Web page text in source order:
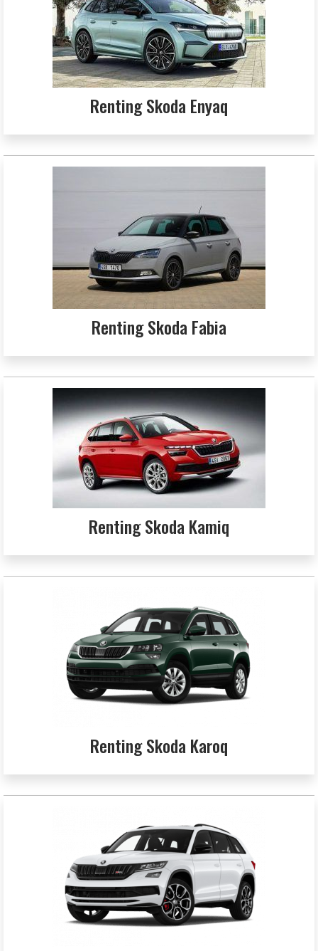
Renting Skoda Enyaq
Renting Skoda Fabia
Renting Skoda Kamiq
Renting Skoda Karoq